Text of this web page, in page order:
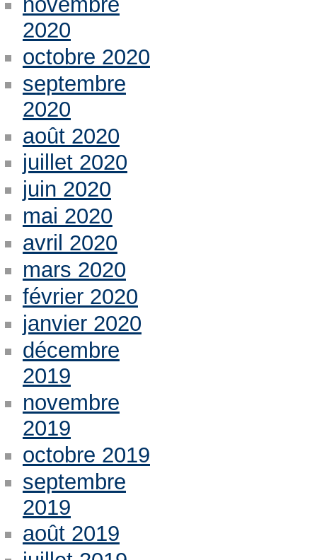
2020
octobre 2020
septembre
2020
août 2020
juillet 2020
juin 2020
mai 2020
avril 2020
mars 2020
février 2020
janvier 2020
décembre
2019
novembre
2019
octobre 2019
septembre
2019
août 2019